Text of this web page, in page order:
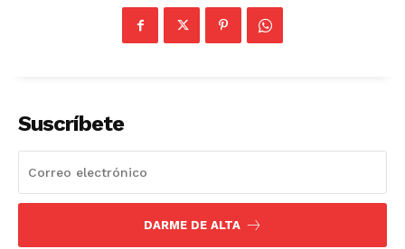
Luces
Suscríbete
DARME DE ALTA